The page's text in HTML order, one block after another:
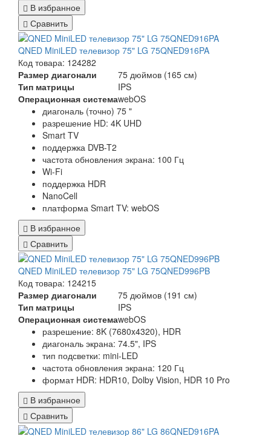
В избранное
Сравнить
QNED MiniLED телевизор 75" LG 75QNED916PA
Код товара: 124282
Размер диагонали
75 дюймов (165 см)
Тип матрицы
IPS
Операционная системаwebOS
диагональ (точно) 75 "
разрешение HD: 4K UHD
Smart TV
поддержка DVB-T2
частота обновления экрана: 100 Гц
Wi-Fi
поддержка HDR
NanoCell
платформа Smart TV: webOS
В избранное
Сравнить
QNED MiniLED телевизор 75" LG 75QNED996PB
Код товара: 124215
Размер диагонали
75 дюймов (191 см)
Тип матрицы
IPS
Операционная системаwebOS
разрешение: 8K (7680x4320), HDR
диагональ экрана: 74.5", IPS
тип подсветки: mini-LED
частота обновления экрана: 120 Гц
формат HDR: HDR10, Dolby Vision, HDR 10 Pro
В избранное
Сравнить